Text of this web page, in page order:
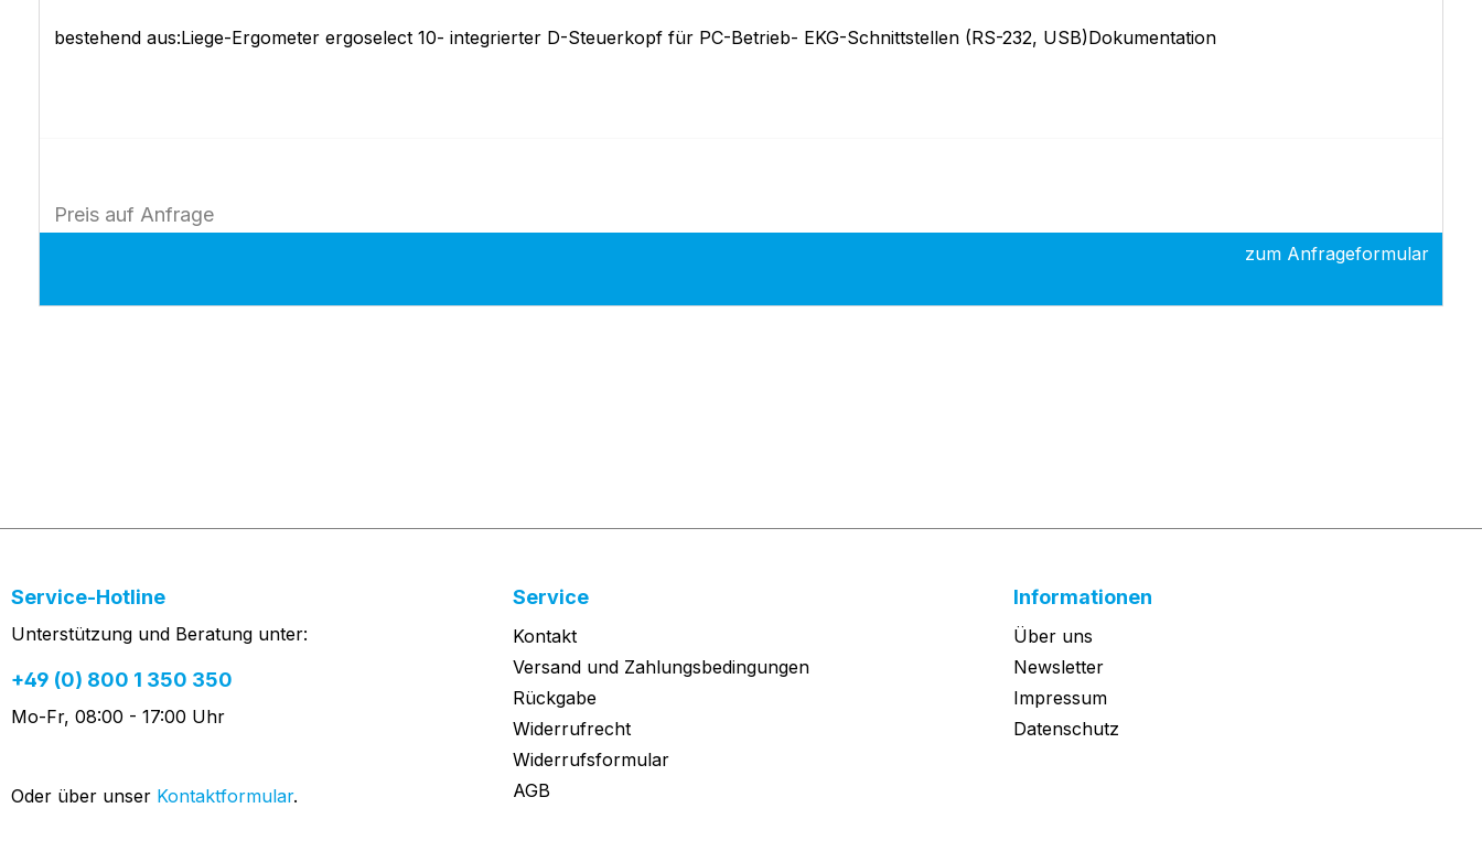
bestehend aus:Liege-Ergometer ergoselect 10- integrierter D-Steuerkopf für PC-Betrieb- EKG-Schnittstellen (RS-232, USB)Dokumentation
Preis auf Anfrage
zum Anfrageformular
Service-Hotline
Unterstützung und Beratung unter:
+49 (0) 800 1 350 350
Mo-Fr, 08:00 - 17:00 Uhr
Oder über unser Kontaktformular.
Service
Kontakt
Versand und Zahlungsbedingungen
Rückgabe
Widerrufrecht
Widerrufsformular
AGB
Informationen
Über uns
Newsletter
Impressum
Datenschutz